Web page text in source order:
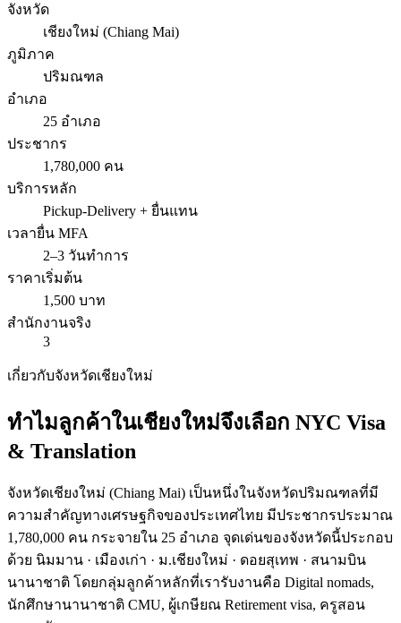
จังหวัด
เชียงใหม่ (Chiang Mai)
ภูมิภาค
ปริมณฑล
อำเภอ
25 อำเภอ
ประชากร
1,780,000 คน
บริการหลัก
Pickup-Delivery + ยื่นแทน
เวลายื่น MFA
2–3 วันทำการ
ราคาเริ่มต้น
1,500 บาท
สำนักงานจริง
3
เกี่ยวกับจังหวัดเชียงใหม่
ทำไมลูกค้าในเชียงใหม่จึงเลือก NYC Visa
& Translation
จังหวัดเชียงใหม่ (Chiang Mai) เป็นหนึ่งในจังหวัดปริมณฑลที่มี
ความสำคัญทางเศรษฐกิจของประเทศไทย มีประชากรประมาณ
1,780,000 คน กระจายใน 25 อำเภอ จุดเด่นของจังหวัดนี้ประกอบ
ด้วย นิมมาน · เมืองเก่า · ม.เชียงใหม่ · ดอยสุเทพ · สนามบิน
นานาชาติ โดยกลุ่มลูกค้าหลักที่เรารับงานคือ Digital nomads,
นักศึกษานานาชาติ CMU, ผู้เกษียณ Retirement visa, ครูสอน